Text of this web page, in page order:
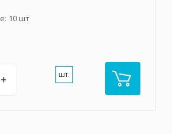
10шт
+ шт.